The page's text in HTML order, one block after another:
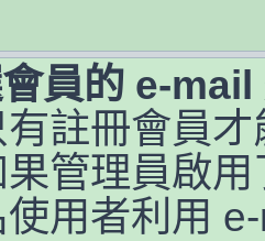
員的 e-
註冊會員
管理員啟
用者利用